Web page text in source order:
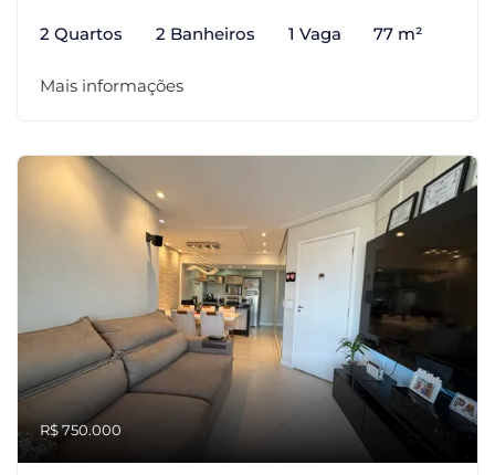
2 Quartos 2 Banheiros 1 Vaga 77 m²
Mais informações
R$ 750.000